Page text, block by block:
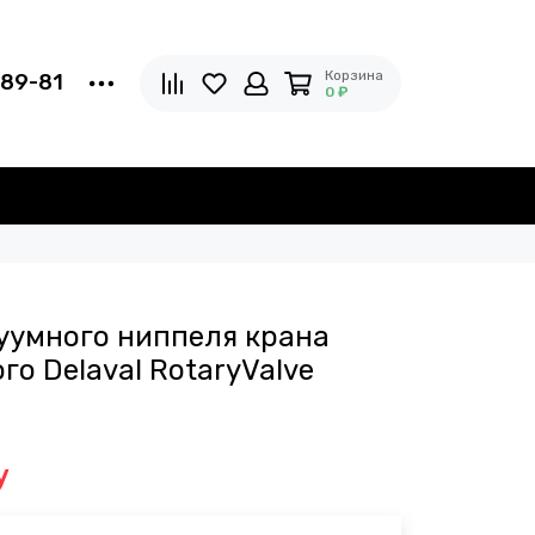
81
Корзина
0 ₽
ниппеля крана
Delaval RotaryValve